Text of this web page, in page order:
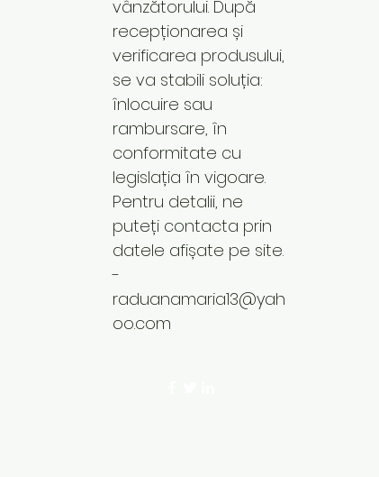
vânzătorului. După
recepționarea și
verificarea produsului,
se va stabili soluția:
înlocuire sau
rambursare, în
conformitate cu
legislația în vigoare.
Pentru detalii, ne
puteți contacta prin
datele afișate pe site.
-
raduanamaria13@yah
oo.com